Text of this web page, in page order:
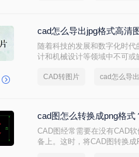
cad怎么导出jpg格式高清
随着科技的发展和数字化时
计和机械设计等领域中不可
详细介绍Ccad怎么导出jpg格
CAD转图片 cad怎么导
cad图怎么转换成png格式
CAD图经常需要在没有CAD
备上。这时，将CAD图转换